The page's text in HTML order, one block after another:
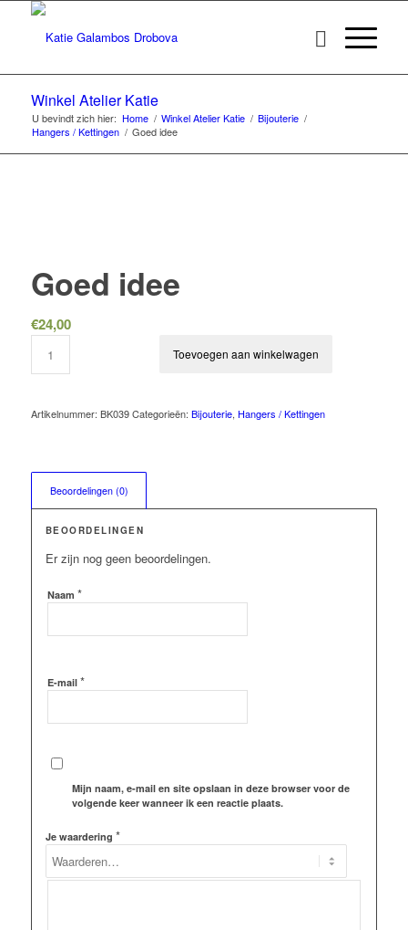
Winkel Atelier Katie
U bevindt zich hier: Home / Winkel Atelier Katie / Bijouterie /
Hangers / Kettingen / Goed idee
Goed idee
€24,00
Toevoegen aan winkelwagen
Artikelnummer: BK039 Categorieën: Bijouterie, Hangers / Kettingen
Beoordelingen (0)
BEOORDELINGEN
Er zijn nog geen beoordelingen.
Naam *
E-mail *
Mijn naam, e-mail en site opslaan in deze browser voor de
volgende keer wanneer ik een reactie plaats.
Je waardering *